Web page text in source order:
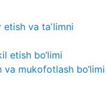
va taʼlimni
etish bo‘limi
mukofotlash bo‘limi